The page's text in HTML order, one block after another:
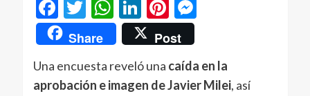
Facebook
Twitter
WhatsApp
LinkedIn
Pinterest
Messenger
Share Post
Una encuesta reveló una caída en la
aprobación e imagen de Javier Milei, así